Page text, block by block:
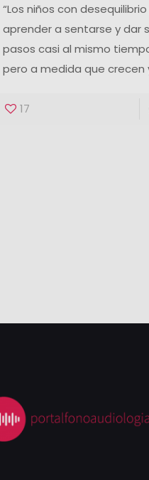
“Los niños con
aprender a sentarse y dar
pasos casi al mismo
pero a medida que crecen
17